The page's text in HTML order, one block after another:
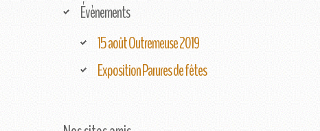
Évènements
15 août Outremeuse 2019
Exposition Parures de fêtes